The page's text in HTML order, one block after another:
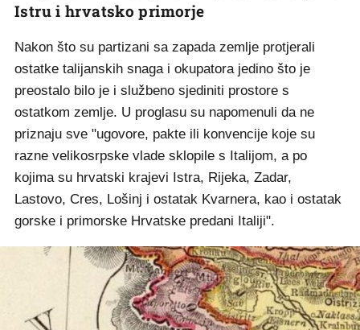
Istru i hrvatsko primorje
Nakon što su partizani sa zapada zemlje protjerali
ostatke talijanskih snaga i okupatora jedino što je
preostalo bilo je i službeno sjediniti prostore s
ostatkom zemlje. U proglasu su napomenuli da ne
priznaju sve "ugovore, pakte ili konvencije koje su
razne velikosrpske vlade sklopile s Italijom, a po
kojima su hrvatski krajevi Istra, Rijeka, Zadar,
Lastovo, Cres, Lošinj i ostatak Kvarnera, kao i ostatak
gorske i primorske Hrvatske predani Italiji".